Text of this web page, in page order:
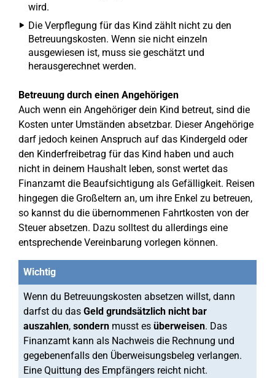
wird.
Die Verpflegung für das Kind zählt nicht zu den
Betreuungskosten. Wenn sie nicht einzeln
ausgewiesen ist, muss sie geschätzt und
herausgerechnet werden.
Betreuung durch einen Angehörigen
Auch wenn ein Angehöriger dein Kind betreut, sind die
Kosten unter Umständen absetzbar. Dieser Angehörige
darf jedoch keinen Anspruch auf das Kindergeld oder
den Kinderfreibetrag für das Kind haben und auch
nicht in deinem Haushalt leben, sonst wertet das
Finanzamt die Beaufsichtigung als Gefälligkeit. Reisen
hingegen die Großeltern an, um ihre Enkel zu betreuen,
so kannst du die übernommenen Fahrtkosten von der
Steuer absetzen. Dazu solltest du allerdings eine
entsprechende Vereinbarung vorlegen können.
Wichtig
Wenn du Betreuungskosten absetzen willst, dann
darfst du das Geld grundsätzlich nicht bar
auszahlen, sondern musst es überweisen. Das
Finanzamt kann als Nachweis die Rechnung und
gegebenenfalls den Überweisungsbeleg verlangen.
Eine Quittung des Empfängers reicht nicht.